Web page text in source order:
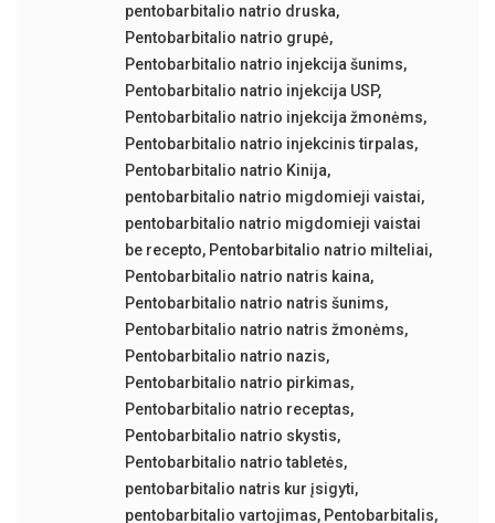
pentobarbitalio natrio druska,
Pentobarbitalio natrio grupė,
Pentobarbitalio natrio injekcija šunims,
Pentobarbitalio natrio injekcija USP,
Pentobarbitalio natrio injekcija žmonėms,
Pentobarbitalio natrio injekcinis tirpalas,
Pentobarbitalio natrio Kinija,
pentobarbitalio natrio migdomieji vaistai,
pentobarbitalio natrio migdomieji vaistai
be recepto, Pentobarbitalio natrio milteliai,
Pentobarbitalio natrio natris kaina,
Pentobarbitalio natrio natris šunims,
Pentobarbitalio natrio natris žmonėms,
Pentobarbitalio natrio nazis,
Pentobarbitalio natrio pirkimas,
Pentobarbitalio natrio receptas,
Pentobarbitalio natrio skystis,
Pentobarbitalio natrio tabletės,
pentobarbitalio natris kur įsigyti,
pentobarbitalio vartojimas, Pentobarbitalis,